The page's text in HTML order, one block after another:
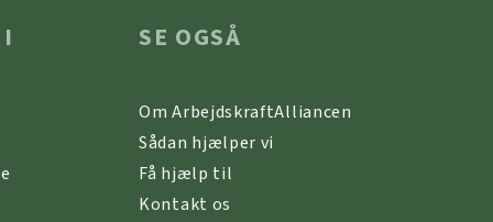
SE OGSÅ
Om ArbejdskraftAlliancen
Sådan hjælper vi
Få hjælp til
Kontakt os